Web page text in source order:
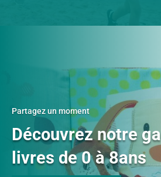
Partagez un moment
Découvrez notre
livres de 0 à 8ans